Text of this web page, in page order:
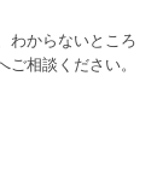
わからないところ
相談ください。